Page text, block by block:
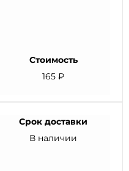
Стоимость
165 ₽
Срок доставки
В наличии